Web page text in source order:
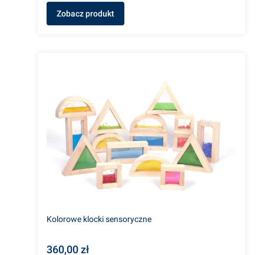
Zobacz produkt
Kolorowe klocki sensoryczne
360,00 zł